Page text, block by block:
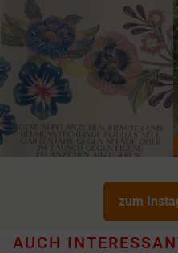
zum
AUCH